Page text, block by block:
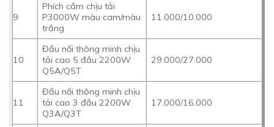
9
Phích cắm chịu tải
P3000W màu cam/màu
trắng
11.000/10.000
10
Đầu nối thông minh chịu
tải cao 5 đầu 2200W
Q5A/Q5T
29.000/27.000
11
Đầu nối thông minh chịu
tải cao 3 đầu 2200W
Q3A/Q3T
17.000/16.000